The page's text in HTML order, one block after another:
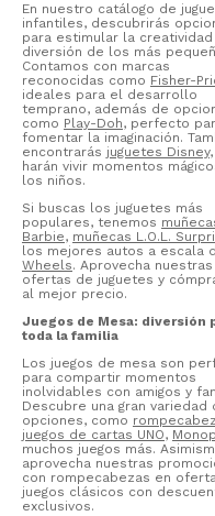
Mostrar 4 más
En nuestro catálogo de
infantiles, descubrirás
para estimular la creatividad
diversión de los más
Contamos con marcas
reconocidas como Fisher-
ideales para el desarrollo
temprano, además de
como Play-Doh, perfecto
fomentar la imaginación.
encontrarás juguetes Disney
harán vivir momentos
los niños.
Si buscas los juguetes más
populares, tenemos
Barbie, muñecas L.O.L.
los mejores autos a escala
Wheels. Aprovecha nuestras
ofertas de juguetes y
al mejor precio.
Juegos de Mesa: diversión
toda la familia
Los juegos de mesa son
para compartir momentos
inolvidables con amigos y
Descubre una gran variedad
opciones, como
juegos de cartas UNO,
muchos juegos más.
aprovecha nuestras
con rompecabezas en
juegos clásicos con
exclusivos.